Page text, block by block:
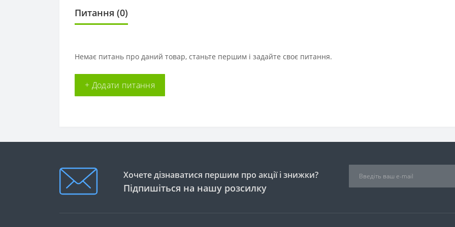
Питання (0)
Немає питань про даний товар, станьте першим і задайте своє питання.
+ Додати питання
Хочете дізнаватися першим про акції і знижки?
Підпишіться на нашу розсилку